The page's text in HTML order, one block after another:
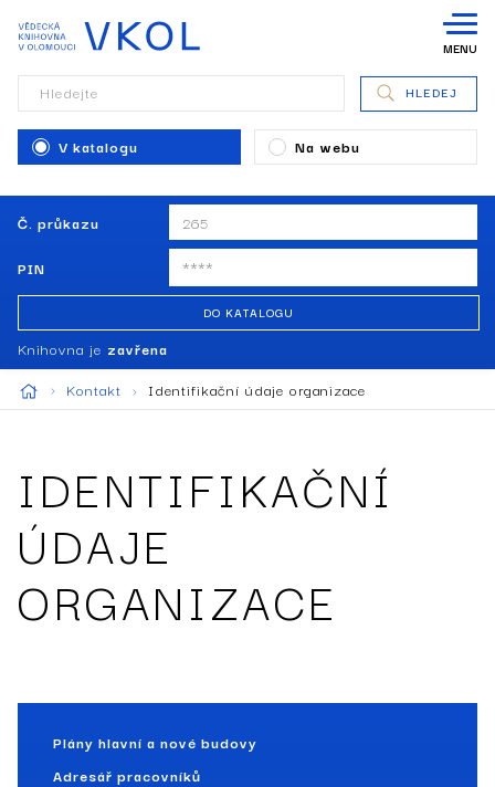
Č. průkazu
PIN
DO KATALOGU
Knihovna je zavřena
MENU
Hledejte
V katalogu Na webu
HLEDEJ
Kontakt Identifikační údaje organizace
IDENTIFIKAČNÍ
ÚDAJE
ORGANIZACE
Plány hlavní a nové budovy
Adresář pracovníků